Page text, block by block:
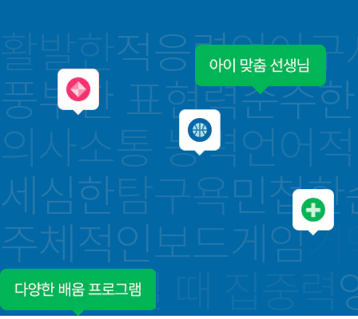
활발한적응력언어구
풍부한 표현력순수
의사소통 능력언어
세심한탐구욕민첩한
주체적인보드게임기
피아노 칠 때 집중력